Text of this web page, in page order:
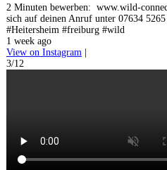
2 Minuten bewerben: www.wild-
sich auf deinen Anruf unter 07634
#Heitersheim #freiburg #wild
1 week ago
View on Instagram |
3/12